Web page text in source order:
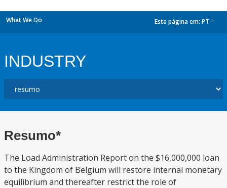
What We Do Esta página em: PT
INDUSTRY
Resumo*
The Load Administration Report on the $16,000,000 loan
to the Kingdom of Belgium will restore internal monetary
equilibrium and thereafter restrict the role of